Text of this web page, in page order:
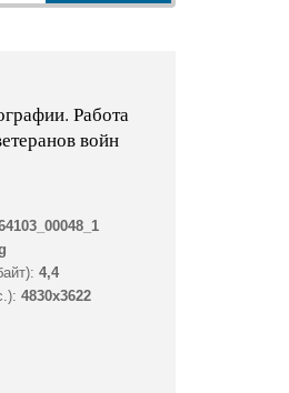
Работа
войн
4,4
4830x3622